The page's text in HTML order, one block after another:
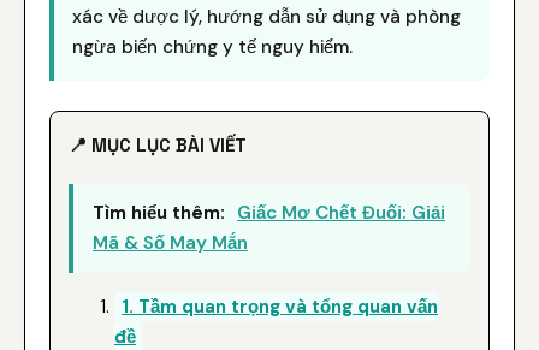
xác về dược lý, hướng dẫn sử dụng và phòng
ngừa biến chứng y tế nguy hiểm.
📍 MỤC LỤC BÀI VIẾT
Tìm hiểu thêm: Giấc Mơ Chết Đuối: Giải
Mã & Số May Mắn
1. Tầm quan trọng và tổng quan vấn
đề